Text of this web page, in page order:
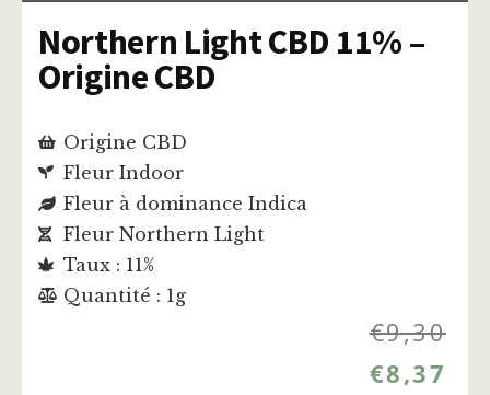
Northern Light CBD 11% –
Origine CBD
Origine CBD
Fleur Indoor
Fleur à dominance Indica
Fleur Northern Light
Taux : 11%
Quantité : 1g
€9,30
€8,37